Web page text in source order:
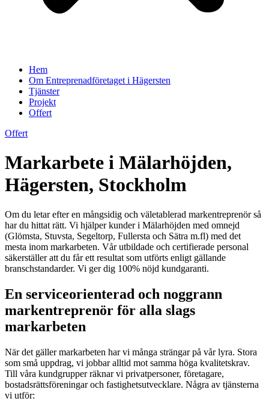
Hem
Om Entreprenadföretaget i Hägersten
Tjänster
Projekt
Offert
Offert
Markarbete i Mälarhöjden,
Hägersten, Stockholm
Om du letar efter en mångsidig och väletablerad markentreprenör så
har du hittat rätt. Vi hjälper kunder i Mälarhöjden med omnejd
(Glömsta, Stuvsta, Segeltorp, Fullersta och Sätra m.fl) med det
mesta inom markarbeten. Vår utbildade och certifierade personal
säkerställer att du får ett resultat som utförts enligt gällande
branschstandarder. Vi ger dig 100% nöjd kundgaranti.
En serviceorienterad och noggrann
markentreprenör för alla slags
markarbeten
När det gäller markarbeten har vi många strängar på vår lyra. Stora
som små uppdrag, vi jobbar alltid mot samma höga kvalitetskrav.
Till våra kundgrupper räknar vi privatpersoner, företagare,
bostadsrättsföreningar och fastighetsutvecklare. Några av tjänsterna
vi utför: